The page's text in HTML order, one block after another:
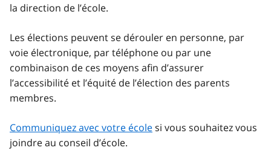
la direction de l’école.
Les élections peuvent se dérouler en personne, par
voie électronique, par téléphone ou par une
combinaison de ces moyens afin d’assurer
l’accessibilité et l’équité de l’élection des parents
membres.
Communiquez avec votre écolesi vous souhaitez vous
joindre au conseil d’école.